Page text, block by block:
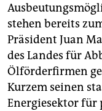
stehen bereits
Präsident Juan
des Landes für
Ölförderfirmen
Kurzem seinen
Energiesektor für